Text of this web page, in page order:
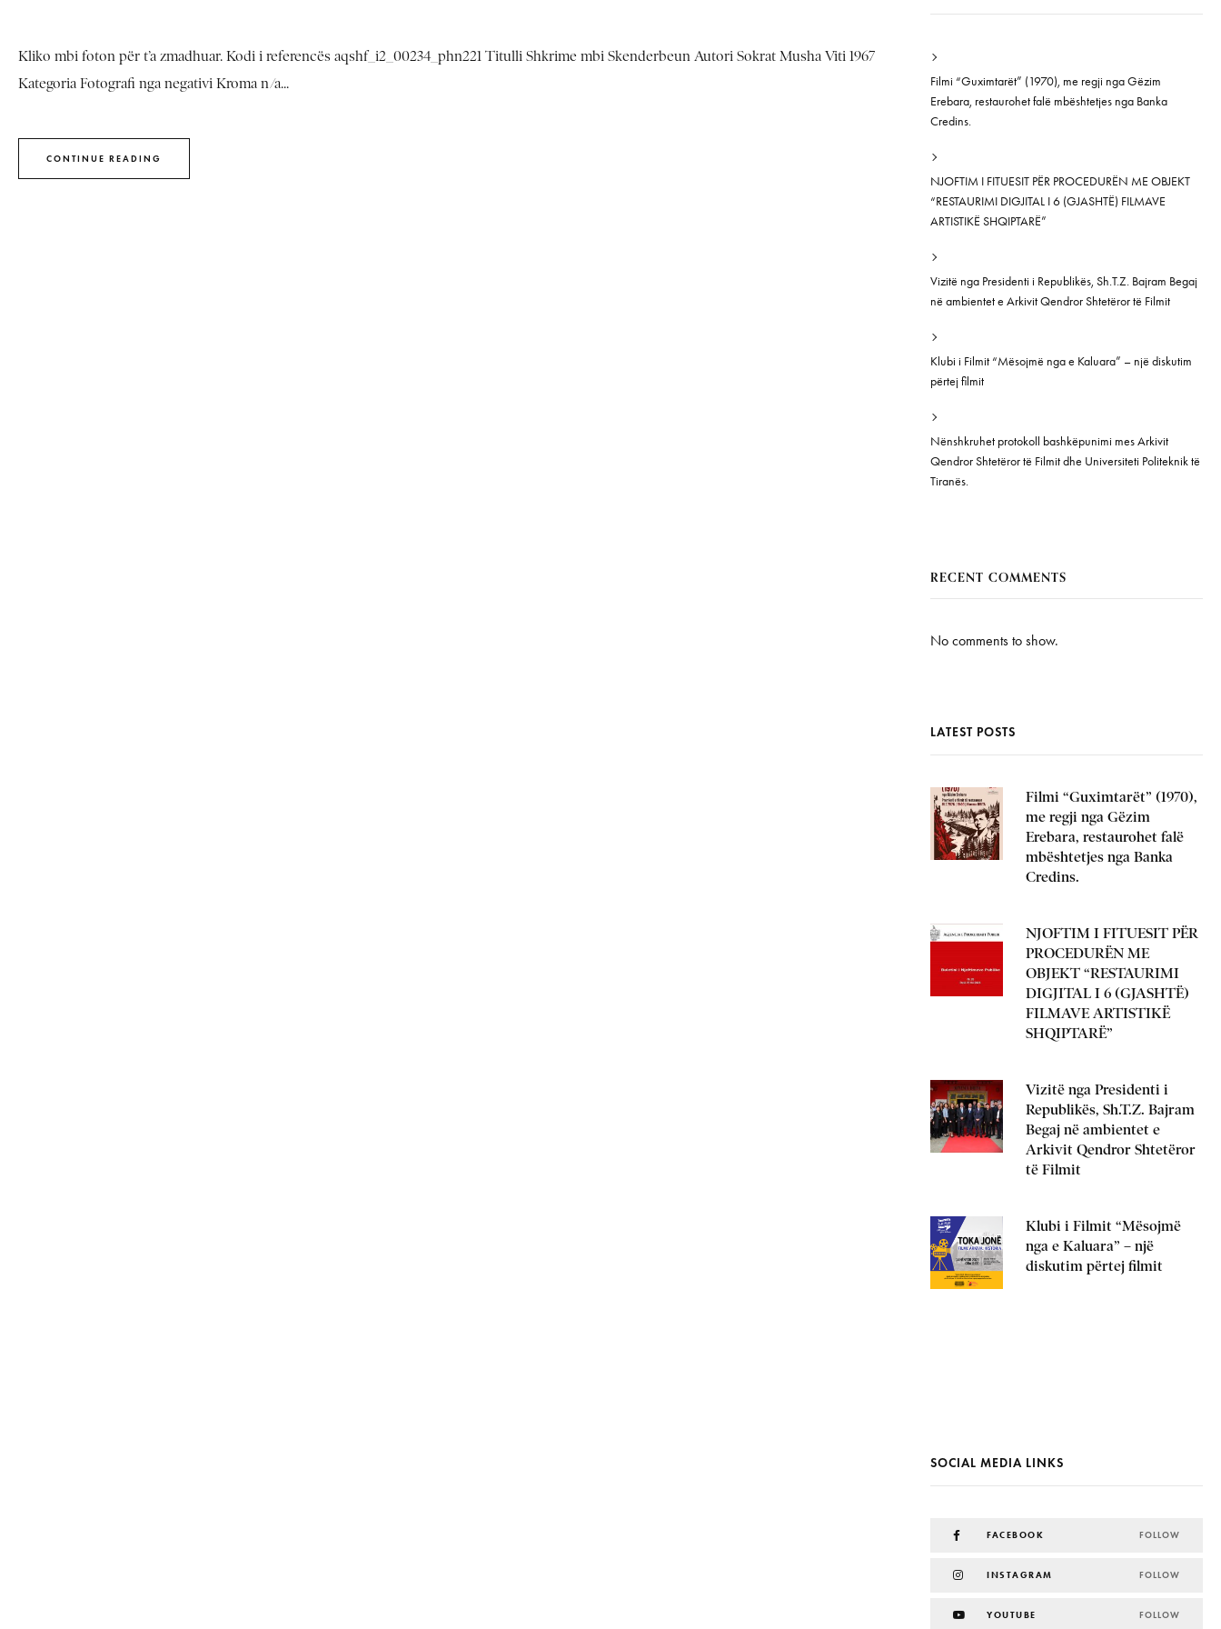
Kliko mbi foton për t’a zmadhuar. Kodi i referencës aqshf_i2_00234_phn221 Titulli Shkrime mbi Skenderbeun Autori Sokrat Musha Viti 1967
Kategoria Fotografi nga negativi Kroma n/a...
CONTINUE READING
Filmi “Guximtarët” (1970), me regji nga Gëzim
Erebara, restaurohet falë mbështetjes nga Banka
Credins.
NJOFTIM I FITUESIT PËR PROCEDURËN ME OBJEKT
“RESTAURIMI DIGJITAL I 6 (GJASHTË) FILMAVE
ARTISTIKË SHQIPTARË”
Vizitë nga Presidenti i Republikës, Sh.T.Z. Bajram Begaj
në ambientet e Arkivit Qendror Shtetëror të Filmit
Klubi i Filmit “Mësojmë nga e Kaluara” – një diskutim
përtej filmit
Nënshkruhet protokoll bashkëpunimi mes Arkivit
Qendror Shtetëror të Filmit dhe Universiteti Politeknik të
Tiranës.
RECENT COMMENTS
No comments to show.
LATEST POSTS
Filmi “Guximtarët” (1970),
me regji nga Gëzim
Erebara, restaurohet falë
mbështetjes nga Banka
Credins.
NJOFTIM I FITUESIT PËR
PROCEDURËN ME
OBJEKT “RESTAURIMI
DIGJITAL I 6 (GJASHTË)
FILMAVE ARTISTIKË
SHQIPTARË”
Vizitë nga Presidenti i
Republikës, Sh.T.Z. Bajram
Begaj në ambientet e
Arkivit Qendror Shtetëror
të Filmit
Klubi i Filmit “Mësojmë
nga e Kaluara” – një
diskutim përtej filmit
SOCIAL MEDIA LINKS
FACEBOOK FOLLOW
INSTAGRAM FOLLOW
YOUTUBE FOLLOW